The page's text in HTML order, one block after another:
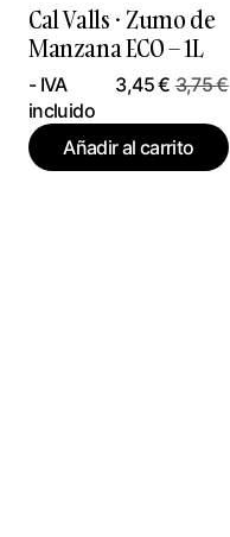
Cal Valls · Zumo de
Manzana ECO – 1L
3,75€
3,45€
- IVA
incluido
Añadir al carrito